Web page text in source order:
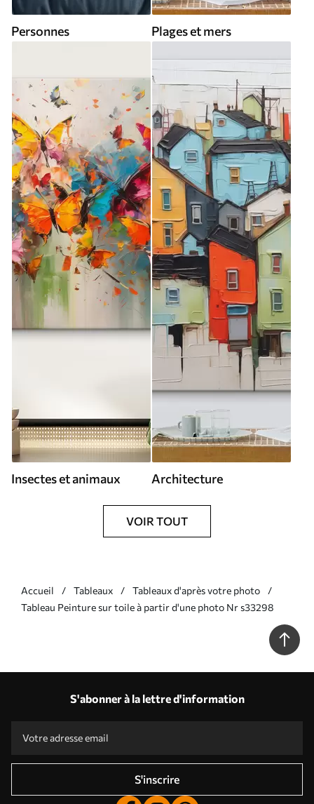
Personnes Plages et mers
Insectes et animaux Architecture
VOIR TOUT
Accueil Tableaux
Tableaux d'après votre photo
Tableau Peinture sur toile à partir d'une photo Nr s33298
S'abonner à la lettre d'information
S'inscrire